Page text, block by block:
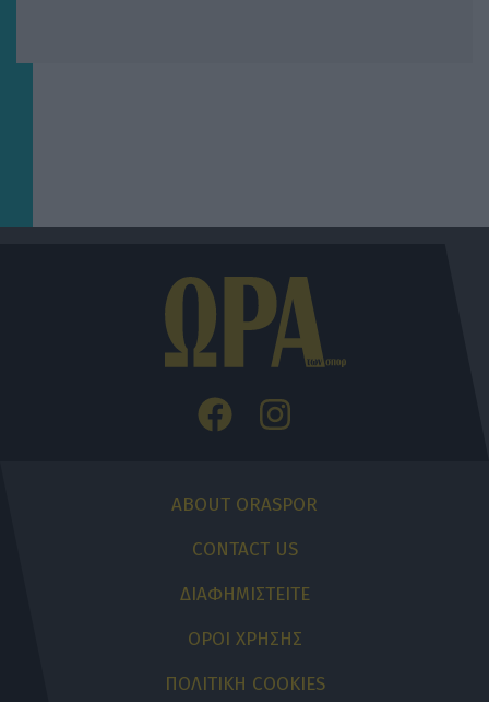
ABOUT ORASPOR
CONTACT US
ΔΙΑΦΗΜΙΣΤΕΙΤΕ
ΟΡΟΙ ΧΡΗΣΗΣ
ΠΟΛΙΤΙΚΗ COOKIES